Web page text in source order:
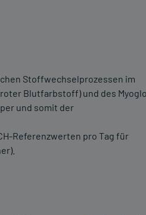
Stoffwechselprozessen im
Blutfarbstoff) und des
und somit der
Referenzwerten pro Tag für